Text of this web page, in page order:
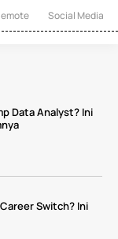
Social Media
Data Analyst? Ini
Switch? Ini